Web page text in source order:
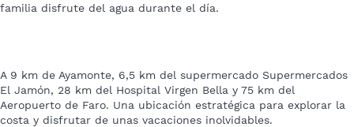
familia disfrute del agua durante el día.
A 9 km de Ayamonte, 6,5 km del supermercado Supermercados
El Jamón, 28 km del Hospital Virgen Bella y 75 km del
Aeropuerto de Faro. Una ubicación estratégica para explorar la
costa y disfrutar de unas vacaciones inolvidables.